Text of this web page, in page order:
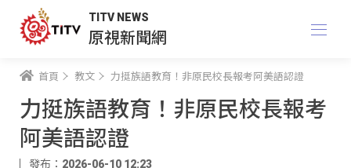
TITV NEWS
原視新聞網
首頁 教文 力挺族語教育！非原民校長報考阿美語認證
力挺族語教育！非原民校長報考
阿美語認證
發布：2026-06-10 12:23